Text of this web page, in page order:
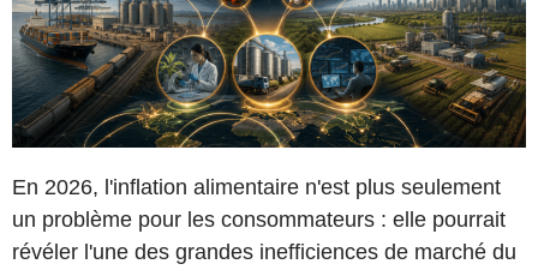
En 2026, l'inflation alimentaire n'est plus seulement
un problème pour les consommateurs : elle pourrait
révéler l'une des grandes inefficiences de marché du